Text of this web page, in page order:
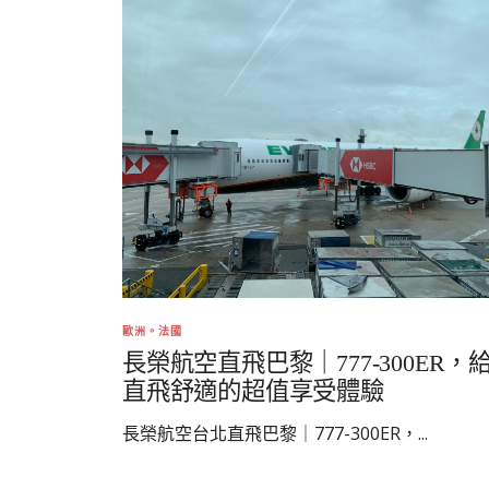
歐洲。法國
長榮航空直飛巴黎｜777-300ER，
直飛舒適的超值享受體驗
長榮航空台北直飛巴黎｜777-300ER，...